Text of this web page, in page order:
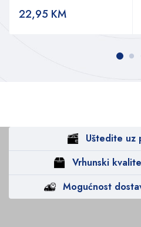
22,95 KM
Uštedite uz
Vrhunski
Mogućnost